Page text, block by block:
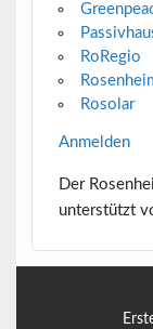
RoRegio
Rosolar
Anmelden
Der
unterstützt